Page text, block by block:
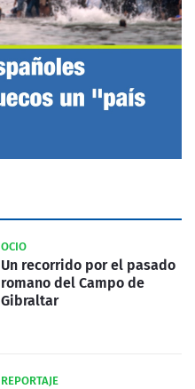
OCIO
Un recorrido por el pasado
romano del Campo de
Gibraltar
REPORTAJE